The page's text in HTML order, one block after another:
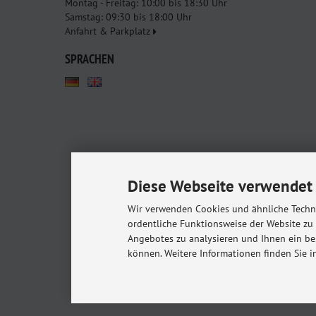
Montag - Freitag: 10:00 bis 18:30 Uhr
Samstag: 09:30 bis 18:00 Uhr
Anfahrt & Parkplatz
SPRACHEN
Babyshop.de - euer
Kindersitze, Babybettchen
Alle Preise inkl. gesetzl. MwSt. zzgl.
©
Diese Webseite
Wir verwenden Cookies und ähnliche
ordentliche Funktionsweise der Website
Angebotes zu analysieren und Ihnen ein
können. Weitere Informationen finden Sie